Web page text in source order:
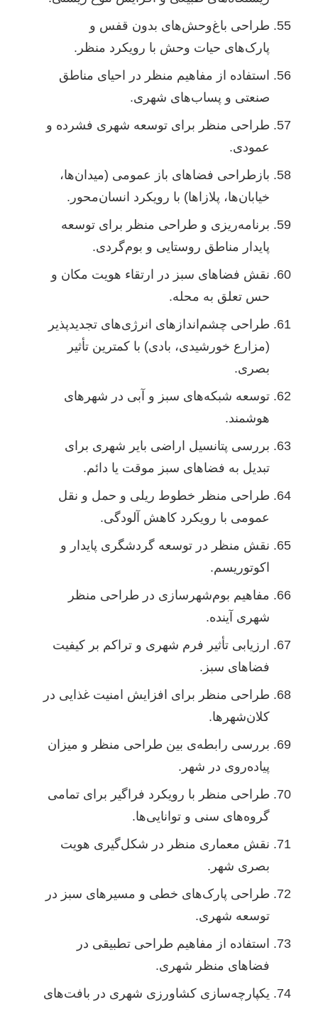
طراحی باغ‌وحش‌های بدون قفس و
پارک‌های حیات وحش با رویکرد منظر.
استفاده از مفاهیم منظر در احیای مناطق
صنعتی و پساب‌های شهری.
طراحی منظر برای توسعه شهری فشرده و
عمودی.
بازطراحی فضاهای باز عمومی (میدان‌ها،
خیابان‌ها، پلازاها) با رویکرد انسان‌محور.
برنامه‌ریزی و طراحی منظر برای توسعه
پایدار مناطق روستایی و بوم‌گردی.
نقش فضاهای سبز در ارتقاء هویت مکان و
حس تعلق به محله.
طراحی چشم‌اندازهای انرژی‌های تجدیدپذیر
(مزارع خورشیدی، بادی) با کمترین تأثیر
بصری.
توسعه شبکه‌های سبز و آبی در شهرهای
هوشمند.
بررسی پتانسیل اراضی بایر شهری برای
تبدیل به فضاهای سبز موقت یا دائم.
طراحی منظر خطوط ریلی و حمل و نقل
عمومی با رویکرد کاهش آلودگی.
نقش منظر در توسعه گردشگری پایدار و
اکوتوریسم.
مفاهیم بوم‌شهرسازی در طراحی منظر
شهری آینده.
ارزیابی تأثیر فرم شهری و تراکم بر کیفیت
فضاهای سبز.
طراحی منظر برای افزایش امنیت غذایی در
کلان‌شهرها.
بررسی رابطه‌ی بین طراحی منظر و میزان
پیاده‌روی در شهر.
طراحی منظر با رویکرد فراگیر برای تمامی
گروه‌های سنی و توانایی‌ها.
نقش معماری منظر در شکل‌گیری هویت
بصری شهر.
طراحی پارک‌های خطی و مسیرهای سبز در
توسعه شهری.
استفاده از مفاهیم طراحی تطبیقی در
فضاهای منظر شهری.
یکپارچه‌سازی کشاورزی شهری در بافت‌های